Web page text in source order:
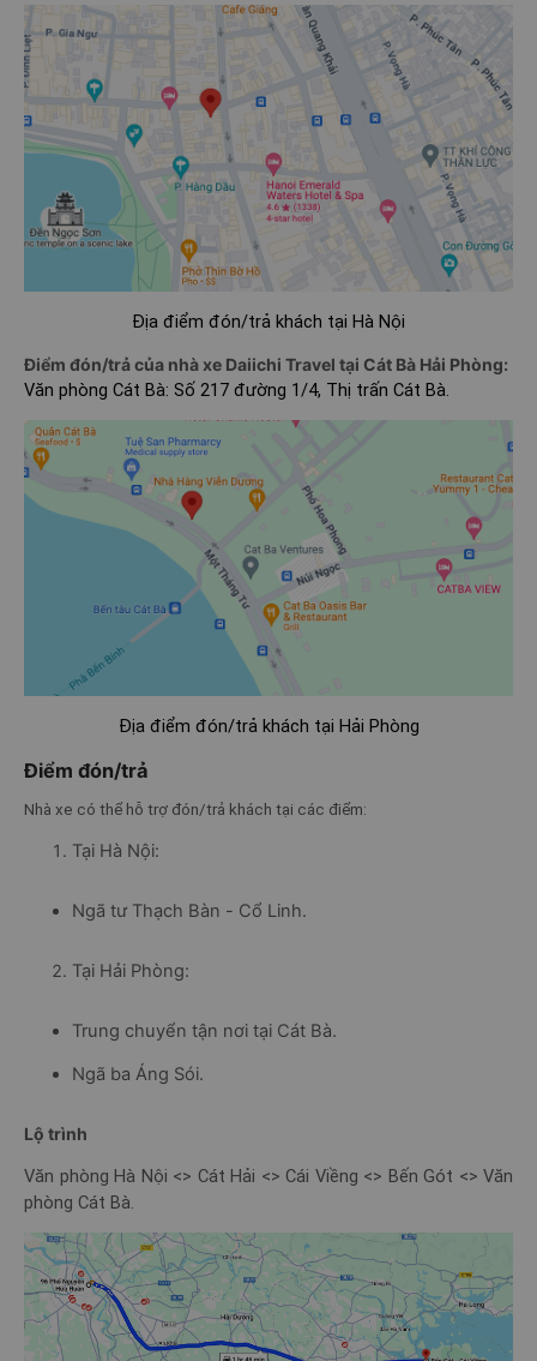
Địa điểm đón/trả khách tại Hà Nội
Điểm đón/trả của nhà xe Daiichi Travel tại Cát Bà Hải Phòng:
Văn phòng Cát Bà: Số 217 đường 1/4, Thị trấn Cát Bà.
Địa điểm đón/trả khách tại Hải Phòng
Điểm đón/trả
Nhà xe có thể hỗ trợ đón/trả khách tại các điểm:
Tại Hà Nội:
Ngã tư Thạch Bàn - Cổ Linh.
Tại Hải Phòng:
Trung chuyển tận nơi tại Cát Bà.
Ngã ba Áng Sói.
Lộ trình
Văn phòng Hà Nội <> Cát Hải <> Cái Viềng <> Bến Gót <> Văn
phòng Cát Bà.